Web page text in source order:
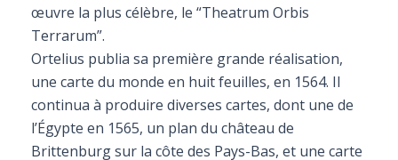
œuvre la plus célèbre, le “Theatrum Orbis
Terrarum”.
Ortelius publia sa première grande réalisation,
une carte du monde en huit feuilles, en 1564. Il
continua à produire diverses cartes, dont une de
l’Égypte en 1565, un plan du château de
Brittenburg sur la côte des Pays-Bas, et une carte